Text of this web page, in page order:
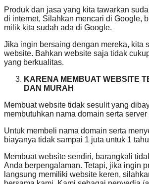
Produk dan jasa yang kita tawarkan
di internet, Silahkan mencari di Google,
milik kita sudah ada di Google.
Jika ingin bersaing dengan mereka, kita
website. Bahkan website saja tidak
yang berkualitas.
KARENA MEMBUAT WEBSITE
DAN MURAH
Membuat website tidak sesulit yang
membutuhkan nama domain serta
Untuk membeli nama domain serta
biayanya tidak sampai 1 juta untuk 1
Membuat website sendiri, barangkali
Anda berpengalaman. Tetapi, jika ingin
langsung memiliki website keren,